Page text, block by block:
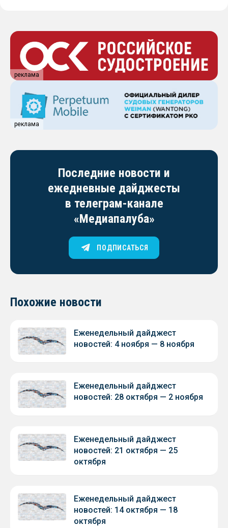
реклама
реклама
Последние новости и
ежедневные дайджесты
в телеграм-канале
«Медиапалуба»
ПОДПИСАТЬСЯ
Похожие новости
Еженедельный дайджест
новостей: 4 ноября — 8 ноября
Еженедельный дайджест
новостей: 28 октября — 2 ноября
Еженедельный дайджест
новостей: 21 октября — 25
октября
Еженедельный дайджест
новостей: 14 октября — 18
октября